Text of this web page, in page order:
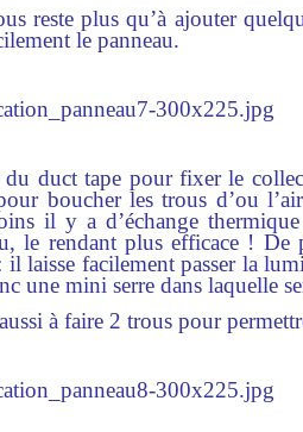
reste plus qu’à ajouter
le panneau.
duct tape pour fixer le
boucher les trous d’ou
il y a d’échange
le rendant plus efficace ! De
il laisse facilement passer la
une mini serre dans laquelle
à faire 2 trous pour